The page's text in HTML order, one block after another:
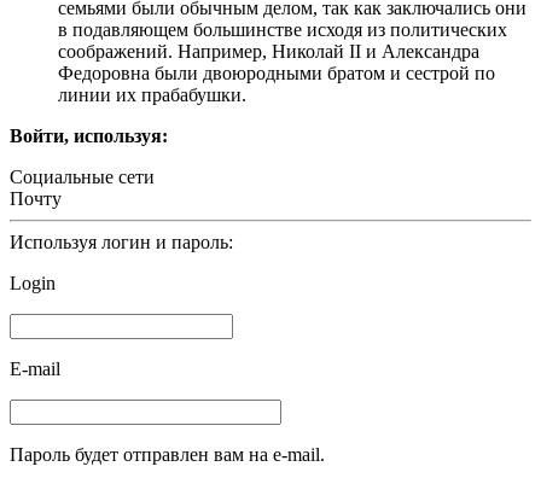
семьями были обычным делом, так как заключались они
в подавляющем большинстве исходя из политических
соображений. Например, Николай II и Александра
Федоровна были двоюродными братом и сестрой по
линии их прабабушки.
Войти, используя:
Социальные сети
Почту
Используя логин и пароль:
Login
E-mail
Пароль будет отправлен вам на e-mail.